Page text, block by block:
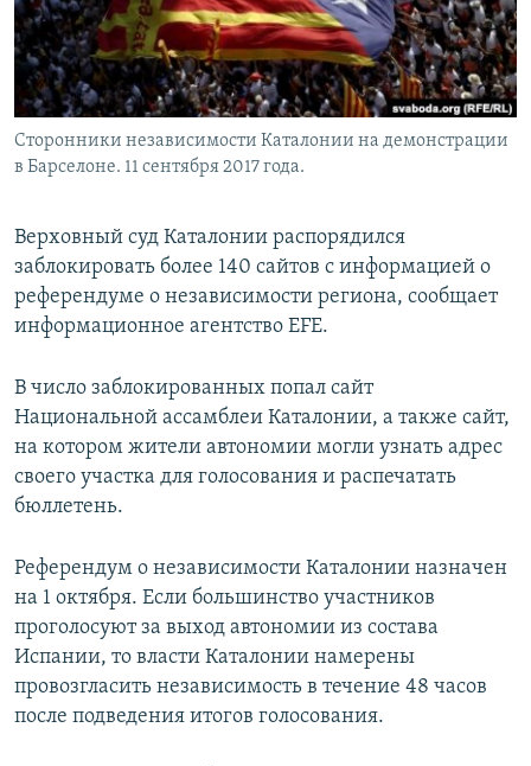
Сторонники независимости Каталонии на демонстрации
в Барселоне. 11 сентября 2017 года.
Верховный суд Каталонии распорядился
заблокировать более 140 сайтов с информацией о
референдуме о независимости региона, сообщает
информационное агентство EFE.
В число заблокированных попал сайт
Национальной ассамблеи Каталонии, а также сайт,
на котором жители автономии могли узнать адрес
своего участка для голосования и распечатать
бюллетень.
Референдум о независимости Каталонии назначен
на 1 октября. Если большинство участников
проголосуют за выход автономии из состава
Испании, то власти Каталонии намерены
провозгласить независимость в течение 48 часов
после подведения итогов голосования.